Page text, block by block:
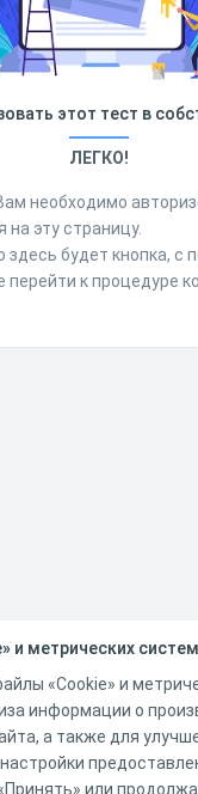
этот тест в
ЛЕГКО!
необходимо
на эту страницу.
здесь будет кнопка,
к процедуре
и метрических
«Cookie» и
информации о
а также для
или